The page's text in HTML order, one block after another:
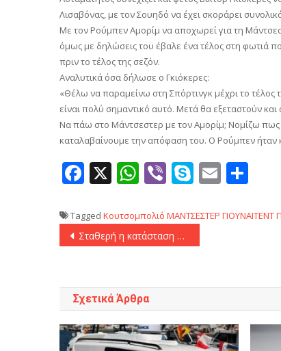
Λισαβόνας, με τον Σουηδό να έχει σκοράρει
Με τον Ρούμπεν Αμορίμ να αποχωρεί για τη
όμως με δηλώσεις του έβαλε ένα τέλος στη φωτιά
πριν το τέλος της σεζόν.
Αναλυτικά όσα δήλωσε ο Γκιόκερες:
«Θέλω να παραμείνω στη Σπόρτινγκ μέχρι το
είναι πολύ σημαντικό αυτό. Μετά θα εξεταστούν και
Να πάω στο Μάντσεστερ με τον Αμορίμ; Νομίζω
καταλαβαίνουμε την απόφαση του. Ο Ρούμπεν ήταν
Facebook
X WhatsApp
ViberSkype
Email
Tagged Κουτσομπολιό ΜΑΝΤΣΕΣΤΕΡ ΓΙΟΥΝΑΙΤΕΝΤ
Πλοήγηση
Σταθερή η κατάσταση της υγείας του Άνταμ Σάλαϊ
Σχετικά Άρθρα